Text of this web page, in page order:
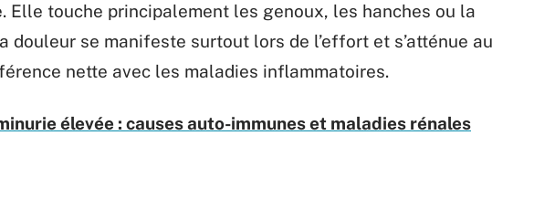
Elle touche principalement les genoux, les hanches ou la
douleur se manifeste surtout lors de l’effort et s’atténue au
nette avec les maladies inflammatoires.
élevée : causes auto-immunes et maladies rénales